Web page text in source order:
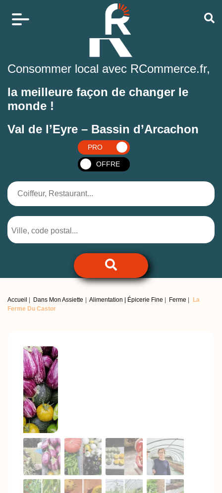
Consommer local avec RCommerce.fr,
la meilleure façon de changer le
monde !
Val de l’Eyre – Bassin d’Arcachon
PRO
OFFRE
Accueil Dans Mon Assiette Alimentation | Épicerie Fine Ferme
La
Ferme Du Castor
Previous